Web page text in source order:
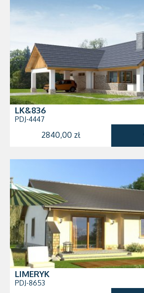
LK&836
PDJ-4447
2840,00 zł
LIMERYK
PDJ-8653